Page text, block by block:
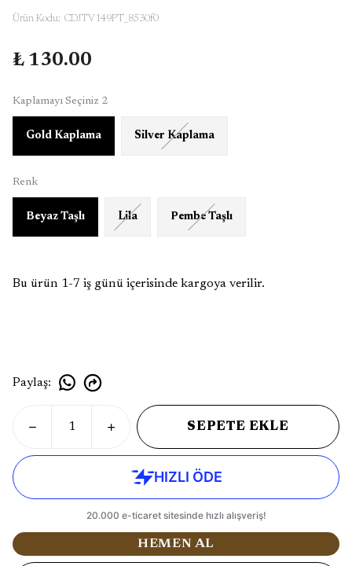
Ürün Kodu: CDJTV149PT_8530f0
₺ 130.00
Kaplamayı Seçiniz 2
Gold Kaplama Silver Kaplama
Renk
Beyaz Taşlı Lila Pembe Taşlı
Bu ürün 1-7 iş günü içerisinde kargoya verilir.
Paylaş:
SEPETE EKLE
HEMEN AL